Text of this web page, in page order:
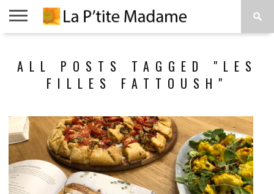
DE
VIVRE
PROPOS
ALL POSTS TAGGED "LES
FILLES FATTOUSH"